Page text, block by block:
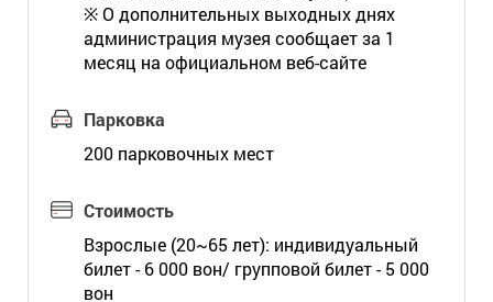
※ О дополнительных выходных днях
администрация музея сообщает за 1
месяц на официальном веб-сайте
Парковка
200 парковочных мест
Стоимость
Взрослые (20~65 лет): индивидуальный
билет - 6 000 вон/ групповой билет - 5 000
вон